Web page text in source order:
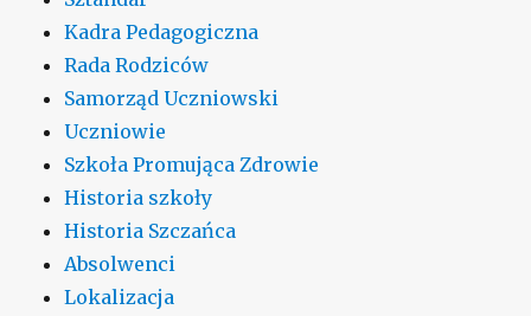
Kadra Pedagogiczna
Rada Rodziców
Samorząd Uczniowski
Uczniowie
Szkoła Promująca Zdrowie
Historia szkoły
Historia Szczańca
Absolwenci
Lokalizacja